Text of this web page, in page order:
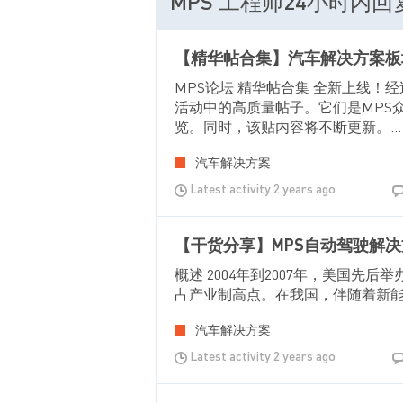
MPS 工程师24小时内回
【精华帖合集】汽车解决方案
MPS论坛 精华帖合集 全新上线！
活动中的高质量帖子。它们是MPS
览。同时，该贴内容将不断更新。...
汽车解决方案
Latest activity 2 years ago
【干货分享】MPS自动驾驶解
概述 2004年到2007年，美国先后
占产业制高点。在我国，伴随着新
汽车解决方案
Latest activity 2 years ago